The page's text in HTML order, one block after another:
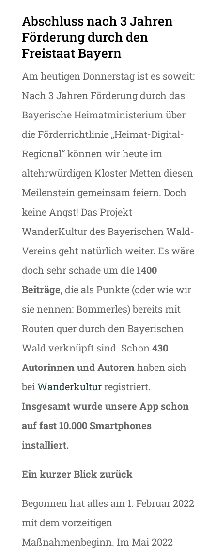
Abschluss nach 3 Jahren
Förderung durch den
Freistaat Bayern
Am heutigen Donnerstag ist es soweit:
Nach 3 Jahren Förderung durch das
Bayerische Heimatministerium über
die Förderrichtlinie „Heimat-Digital-
Regional“ können wir heute im
altehrwürdigen Kloster Metten diesen
Meilenstein gemeinsam feiern. Doch
keine Angst! Das Projekt
WanderKultur des Bayerischen Wald-
Vereins geht natürlich weiter. Es wäre
doch sehr schade um die1400
Beiträge, die als Punkte (oder wie wir
sie nennen: Bommerles) bereits mit
Routen quer durch den Bayerischen
Wald verknüpft sind. Schon 430
Autorinnen und Autorenhaben sich
beiWanderkulturregistriert.
Insgesamt wurde unsere App schon
auf fast 10.000 Smartphones
installiert.
Ein kurzer Blick zurück
Begonnen hat alles am 1. Februar 2022
mit dem vorzeitigen
Maßnahmenbeginn. Im Mai 2022